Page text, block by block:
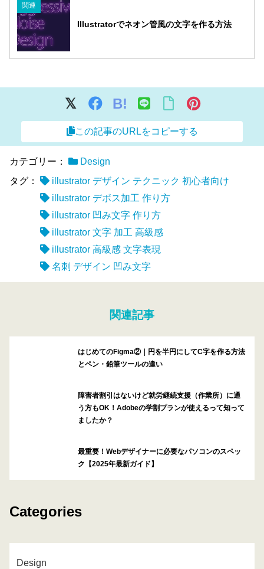
関連
Illustratorでネオン管風の文字を作る方法
B!
この記事のURLをコピーする
カテゴリー：
Design
タグ：
illustrator デザイン テクニック 初心者向け
illustrator デボス加工 作り方
illustrator 凹み文字 作り方
illustrator 文字 加工 高級感
illustrator 高級感 文字表現
名刺 デザイン 凹み文字
関連記事
はじめてのFigma②｜円を半円にしてC字を作る方法
とペン・鉛筆ツールの違い
障害者割引はないけど就労継続支援（作業所）に通
う方もOK！Adobeの学割プランが使えるって知って
ましたか？
最重要！Webデザイナーに必要なパソコンのスペッ
ク【2025年最新ガイド】
Categories
Design